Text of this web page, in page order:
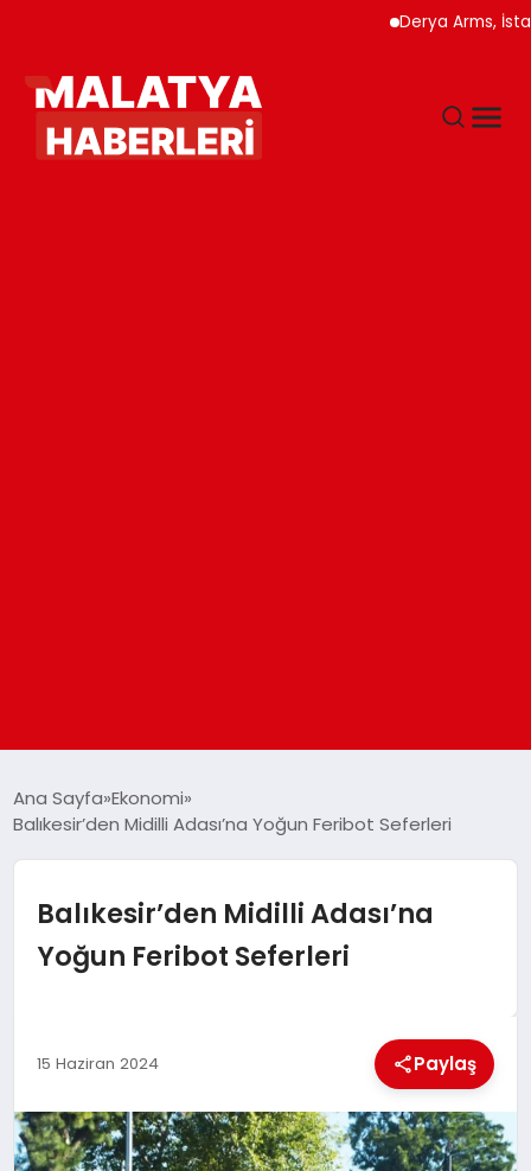
Derya Arms,
DÜNYA
EKONOMI
MAGAZIN
Ana Sayfa Ekonomi
Balıkesir’den Midilli Adası’na Yoğun Feribot Seferleri
Balıkesir’den Midilli Adası’na
Yoğun Feribot Seferleri
15 Haziran 2024 Paylaş